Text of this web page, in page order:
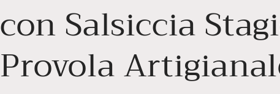
con Salsiccia
Provola